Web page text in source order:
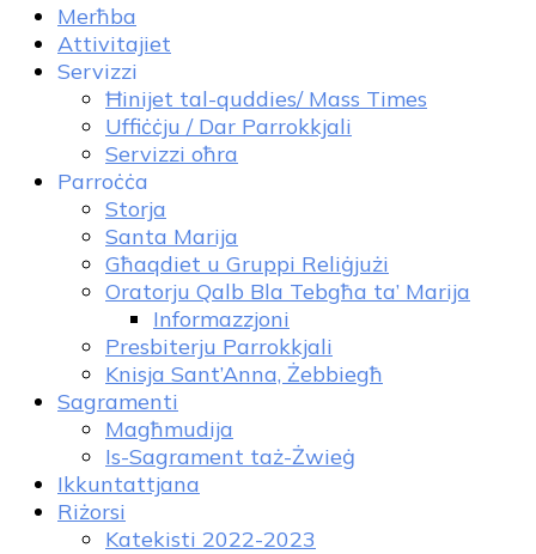
Merħba
Attivitajiet
Servizzi
Ħinijet tal-quddies/ Mass Times
Uffiċċju / Dar Parrokkjali
Servizzi oħra
Parroċċa
Storja
Santa Marija
Għaqdiet u Gruppi Reliġjużi
Oratorju Qalb Bla Tebgħa ta’ Marija
Informazzjoni
Presbiterju Parrokkjali
Knisja Sant’Anna, Żebbiegħ
Sagramenti
Magħmudija
Is-Sagrament taż-Żwieġ
Ikkuntattjana
Riżorsi
Katekisti 2022-2023